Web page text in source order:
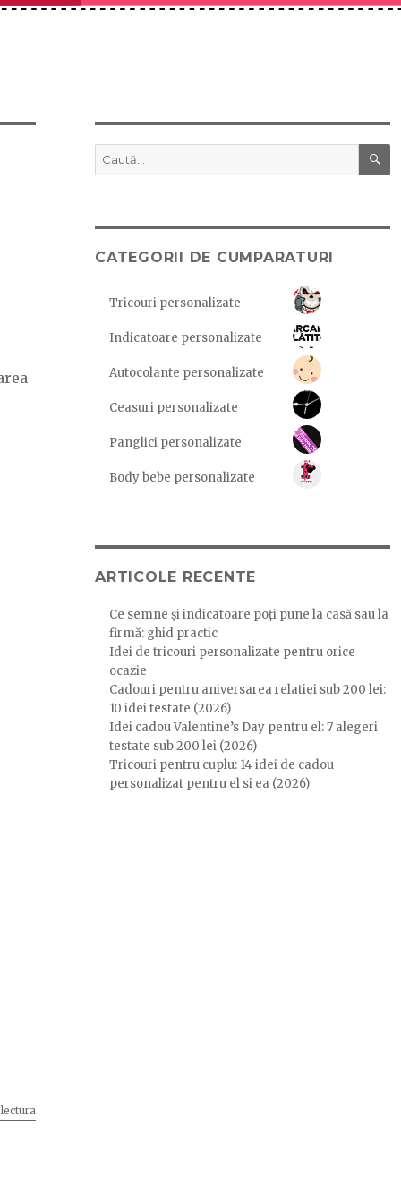
Caută
după:
CATEGORII DE CUMPARATURI
Tricouri personalizate
Indicatoare personalizate
Autocolante personalizate
Ceasuri personalizate
Panglici personalizate
Body bebe personalizate
ARTICOLE RECENTE
Ce semne și indicatoare poți pune la casă sau la
firmă: ghid practic
Idei de tricouri personalizate pentru orice
ocazie
Cadouri pentru aniversarea relatiei sub 200 lei:
10 idei testate (2026)
Idei cadou Valentine’s Day pentru el: 7 alegeri
testate sub 200 lei (2026)
Tricouri pentru cuplu: 14 idei de cadou
personalizat pentru el si ea (2026)